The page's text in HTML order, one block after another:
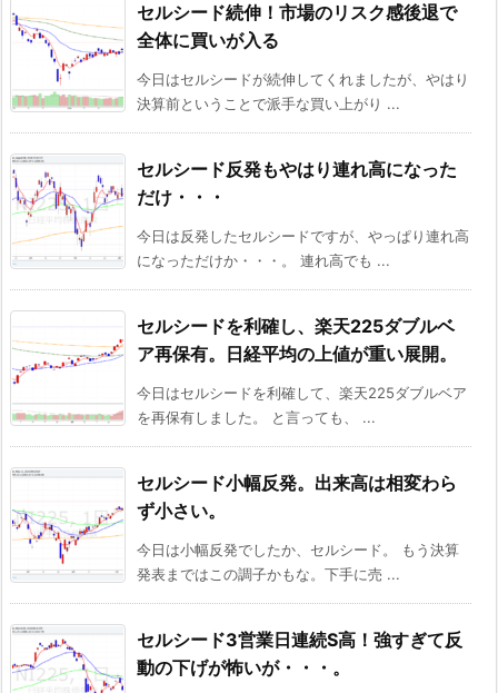
セルシード続伸！市場のリスク感後退で
全体に買いが入る
今日はセルシードが続伸してくれましたが、やはり
決算前ということで派手な買い上がり ...
セルシード反発もやはり連れ高になった
だけ・・・
今日は反発したセルシードですが、やっぱり連れ高
になっただけか・・・。 連れ高でも ...
セルシードを利確し、楽天225ダブルベ
ア再保有。日経平均の上値が重い展開。
今日はセルシードを利確して、楽天225ダブルベア
を再保有しました。 と言っても、 ...
セルシード小幅反発。出来高は相変わら
ず小さい。
今日は小幅反発でしたか、セルシード。 もう決算
発表まではこの調子かもな。下手に売 ...
セルシード3営業日連続S高！強すぎて反
動の下げが怖いが・・・。